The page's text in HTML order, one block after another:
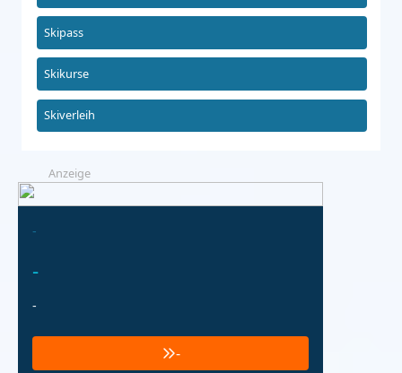
Skipass
Skikurse
Skiverleih
Anzeige
-
-
-
-